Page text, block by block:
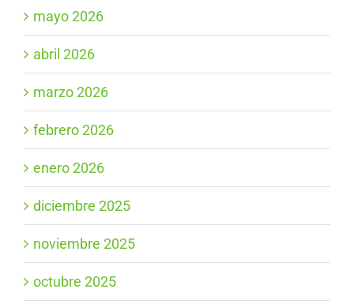
mayo 2026
abril 2026
marzo 2026
febrero 2026
enero 2026
diciembre 2025
noviembre 2025
octubre 2025